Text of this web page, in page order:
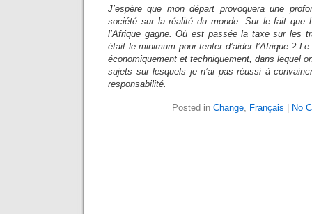
J’espère que mon départ provoquera une
société sur la réalité du monde. Sur le fait que
l’Afrique gagne. Où est passée la taxe sur les
était le minimum pour tenter d’aider l’Afrique ?
économiquement et techniquement, dans lequel
sujets sur lesquels je n’ai pas réussi à
responsabilité.
Posted in Change, Français No